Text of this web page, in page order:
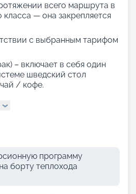
всего маршрута в
— она закрепляется
с выбранным тарифом
– включает в себя один
шведский стол
/ кофе.
программу
борту теплохода